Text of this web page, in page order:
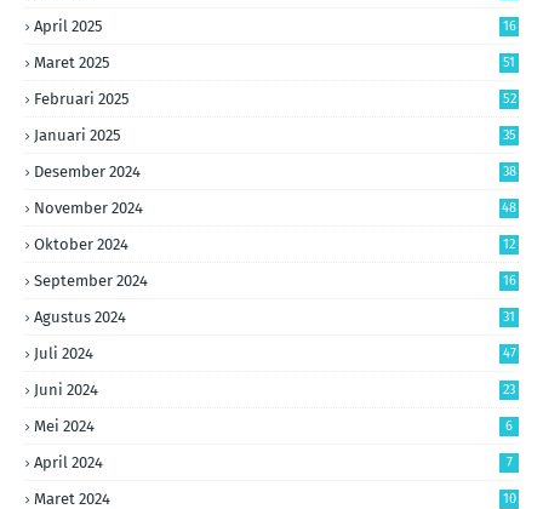
April 2025 16
Maret 2025 51
Februari 2025 52
Januari 2025 35
Desember 2024 38
November 2024 48
Oktober 2024 12
September 2024 16
Agustus 2024 31
Juli 2024 47
Juni 2024 23
Mei 2024 6
April 2024 7
Maret 2024 10